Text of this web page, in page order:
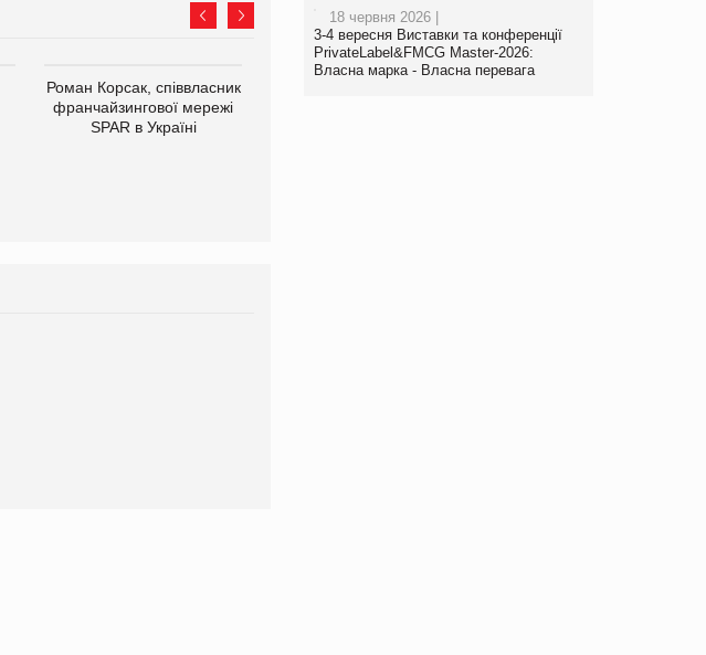
Роман Корсак, співвласник
франчайзингової мережі
SPAR в Україні
18 червня 2026 |
3-4 вересня Виставки та конференції
PrivateLabel&FMCG Master-2026:
Власна марка - Власна перевага